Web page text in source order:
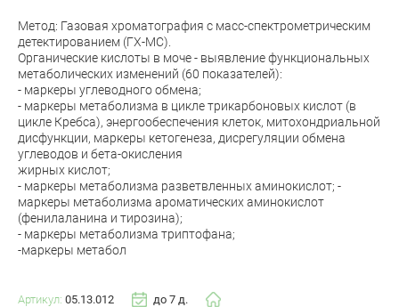
Метод: Газовая хроматография с масс-спектрометрическим
детектированием (ГХ-МС).
Органические кислоты в моче - выявление функциональных
метаболических изменений (60 показателей):
- маркеры углеводного обмена;
- маркеры метаболизма в цикле трикарбоновых кислот (в
цикле Кребса), энергообеспечения клеток, митохондриальной
дисфункции, маркеры кетогенеза, дисрегуляции обмена
углеводов и бета-окисления
жирных кислот;
- маркеры метаболизма разветвленных аминокислот; -
маркеры метаболизма ароматических аминокислот
(фенилаланина и тирозина);
- маркеры метаболизма триптофана;
-маркеры метабол
Артикул: 05.13.012 до 7 д.